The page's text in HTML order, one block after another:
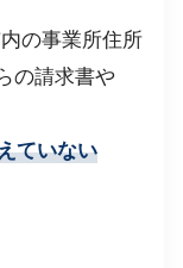
の事業所住所
の請求書や
ていない